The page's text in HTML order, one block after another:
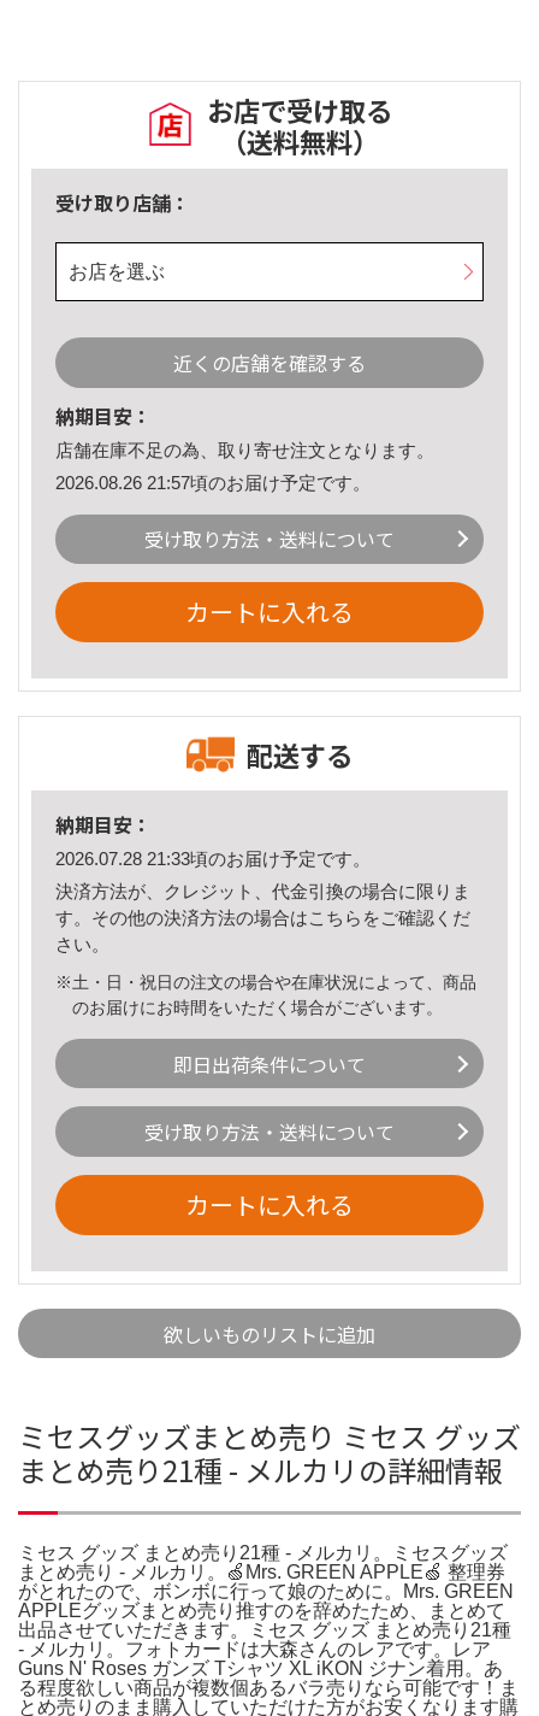
お店で受け取る
（送料無料）
受け取り店舗：
お店を選ぶ
近くの店舗を確認する
納期目安：
店舗在庫不足の為、取り寄せ注文となります。
2026.08.26 21:57頃のお届け予定です。
受け取り方法・送料について
カートに入れる
配送する
納期目安：
2026.07.28 21:33頃のお届け予定です。
決済方法が、クレジット、代金引換の場合に限りま
す。その他の決済方法の場合はこちら をご確認くだ
さい。
※土・日・祝日の注文の場合や在庫状況によって、商品
のお届けにお時間をいただく場合がございます。
即日出荷条件について
受け取り方法・送料について
カートに入れる
欲しいものリストに追加
ミセスグッズまとめ売り ミセス グッズ
まとめ売り21種 - メルカリの詳細情報
ミセス グッズ まとめ売り21種 - メルカリ。ミセスグッズ
まとめ売り - メルカリ。🍏Mrs. GREEN APPLE🍏 整理券
がとれたので、ボンボに行って娘のために。Mrs. GREEN
APPLEグッズまとめ売り推すのを辞めたため、まとめて
出品させていただきます。ミセス グッズ まとめ売り21種
- メルカリ。フォトカードは大森さんのレアです。レア
Guns N' Roses ガンズ Tシャツ XL iKON ジナン着用。あ
る程度欲しい商品が複数個あるバラ売りなら可能です！ま
とめ売りのまま購入していただけた方がお安くなります購